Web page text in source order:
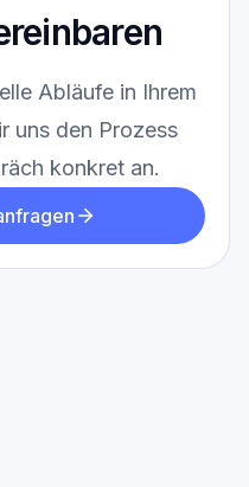
Abläufe in Ihrem
uns den Prozess
konkret an.